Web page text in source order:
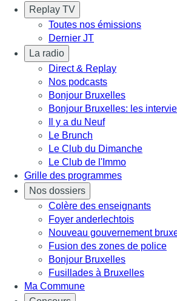
Replay TV
Toutes nos émissions
Dernier JT
La radio
Direct & Replay
Nos podcasts
Bonjour Bruxelles
Bonjour Bruxelles: les
Il y a du Neuf
Le Brunch
Le Club du Dimanche
Le Club de l'Immo
Grille des programmes
Nos dossiers
Colère des enseignants
Foyer anderlechtois
Nouveau gouvernement
Fusion des zones de police
Bonjour Bruxelles
Fusillades à Bruxelles
Ma Commune